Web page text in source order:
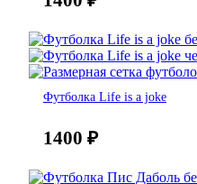
Футболка Life is a joke
1400 ₽